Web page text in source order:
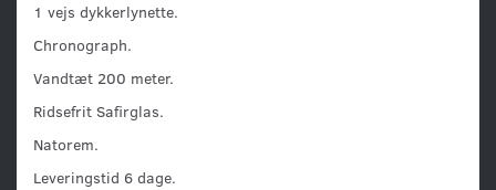
1 vejs dykkerlynette.
Chronograph.
Vandtæt 200 meter.
Ridsefrit Safirglas.
Natorem.
Leveringstid 6 dage.